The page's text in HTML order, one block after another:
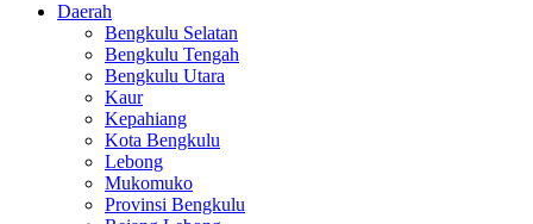
Daerah
Bengkulu Selatan
Bengkulu Tengah
Bengkulu Utara
Kaur
Kepahiang
Kota Bengkulu
Lebong
Mukomuko
Provinsi Bengkulu